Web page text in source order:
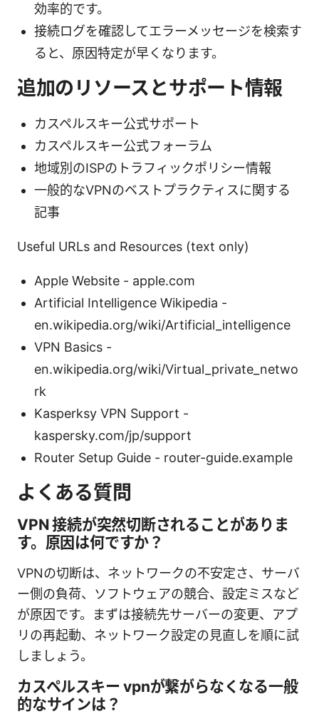
効率的です。
接続ログを確認してエラーメッセージを検索す
ると、原因特定が早くなります。
追加のリソースとサポート情報
カスペルスキー公式サポート
カスペルスキー公式フォーラム
地域別のISPのトラフィックポリシー情報
一般的なVPNのベストプラクティスに関する
記事
Useful URLs and Resources (text only)
Apple Website - apple.com
Artificial Intelligence Wikipedia -
en.wikipedia.org/wiki/Artificial_intelligence
VPN Basics -
en.wikipedia.org/wiki/Virtual_private_netwo
rk
Kasperksy VPN Support -
kaspersky.com/jp/support
Router Setup Guide - router-guide.example
よくある質問
VPN 接続が突然切断されることがありま
す。原因は何ですか？
VPNの切断は、ネットワークの不安定さ、サーバ
ー側の負荷、ソフトウェアの競合、設定ミスなど
が原因です。まずは接続先サーバーの変更、アプ
リの再起動、ネットワーク設定の見直しを順に試
しましょう。
カスペルスキー vpnが繋がらなくなる一般
的なサインは？